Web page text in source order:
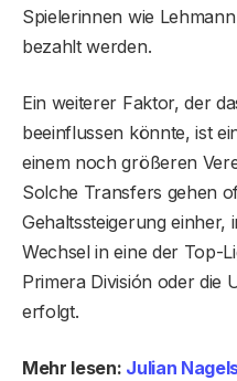
Spielerinnen wie
bezahlt werden.
Ein weiterer Faktor, der
beeinflussen könnte, ist
einem noch größeren
Solche Transfers gehen
Gehaltssteigerung einher,
Wechsel in eine der Top-
Primera División oder die
erfolgt.
Mehr lesen: Julian